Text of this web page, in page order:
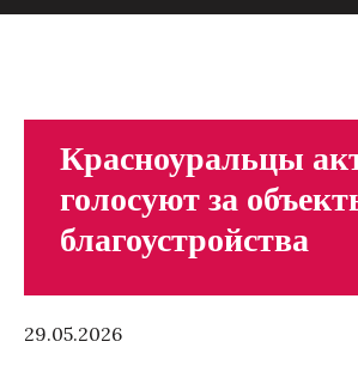
Красноуральцы
голосуют за
благоустройства
29.05.2026